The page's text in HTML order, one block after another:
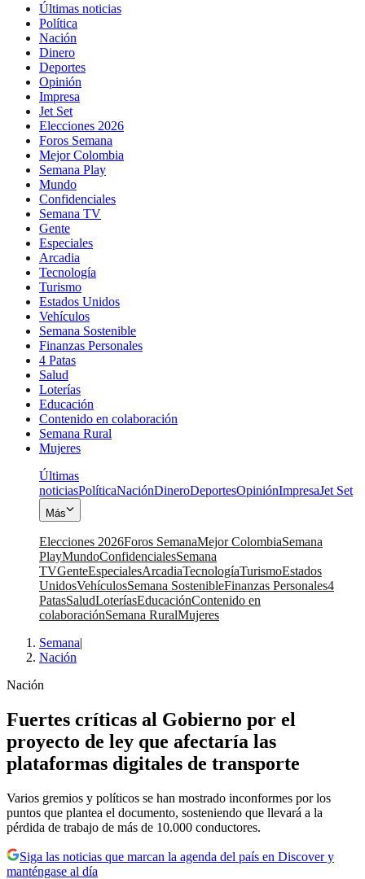
Últimas noticias
Política
Nación
Dinero
Deportes
Opinión
Impresa
Jet Set
Elecciones 2026
Foros Semana
Mejor Colombia
Semana Play
Mundo
Confidenciales
Semana TV
Gente
Especiales
Arcadia
Tecnología
Turismo
Estados Unidos
Vehículos
Semana Sostenible
Finanzas Personales
4 Patas
Salud
Loterías
Educación
Contenido en colaboración
Semana Rural
Mujeres
Últimas
noticiasPolíticaNaciónDineroDeportesOpiniónImpresaJet Set
Más
Elecciones 2026Foros SemanaMejor ColombiaSemana
PlayMundoConfidencialesSemana
TVGenteEspecialesArcadiaTecnologíaTurismoEstados
UnidosVehículosSemana SostenibleFinanzas Personales4
PatasSaludLoteríasEducaciónContenido en
colaboraciónSemana RuralMujeres
Semana|
Nación
Nación
Fuertes críticas al Gobierno por el
proyecto de ley que afectaría las
plataformas digitales de transporte
Varios gremios y políticos se han mostrado inconformes por los
puntos que plantea el documento, sosteniendo que llevará a la
pérdida de trabajo de más de 10.000 conductores.
Siga las noticias que marcan la agenda del país en Discover y
manténgase al día